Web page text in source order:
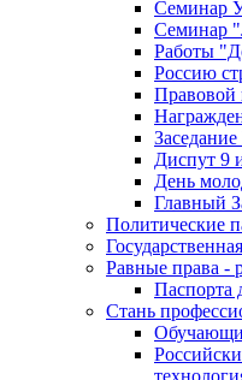
Семинар
Семинар
Работы
Россию
Правовой
Диспут 9
День
Главный
Политические
Равные права -
Паспорта
Стань